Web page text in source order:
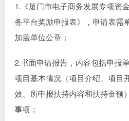
1.《厦门市电子商务发展专项资
务平台奖励申报表》，申请表需
加盖单位公章；
2.书面申请报告，内容包括申报
项目基本情况（项目介绍、项目
效、所申报扶持内容和扶持金额
事项；